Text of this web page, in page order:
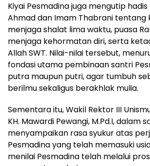
Kiyai Pesmadina juga mengutip
Ahmad dan Imam Thabrani tentang
menjaga shalat lima waktu, puasa
menjaga kehormatan diri, serta
Allah SWT. Nilai-nilai tersebut,
fondasi utama pembinaan santri
putra maupun putri, agar tumbuh
berilmu sekaligus berakhlak mulia.
Sementara itu, Wakil Rektor III
KH. Mawardi Pewangi, M.Pd.I, dalam
menyampaikan rasa syukur atas
Pesmadina yang telah memasuki
menilai Pesmadina telah melalui